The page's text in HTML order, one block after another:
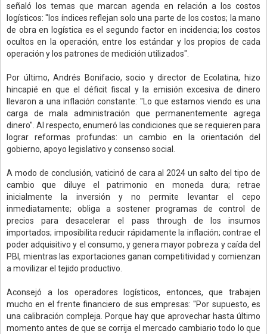
señaló los temas que marcan agenda en relación a los costos
logísticos: "los índices reflejan solo una parte de los costos; la mano
de obra en logística es el segundo factor en incidencia; los costos
ocultos en la operación, entre los estándar y los propios de cada
operación y los patrones de medición utilizados".
Por último, Andrés Bonifacio, socio y director de Ecolatina, hizo
hincapié en que el déficit fiscal y la emisión excesiva de dinero
llevaron a una inflación constante: "Lo que estamos viendo es una
carga de mala administración que permanentemente agrega
dinero". Al respecto, enumeró las condiciones que se requieren para
lograr reformas profundas: un cambio en la orientación del
gobierno, apoyo legislativo y consenso social.
A modo de conclusión, vaticinó de cara al 2024 un salto del tipo de
cambio que diluye el patrimonio en moneda dura; retrae
inicialmente la inversión y no permite levantar el cepo
inmediatamente; obliga a sostener programas de control de
precios para desacelerar el pass through de los insumos
importados; imposibilita reducir rápidamente la inflación; contrae el
poder adquisitivo y el consumo, y genera mayor pobreza y caída del
PBI, mientras las exportaciones ganan competitividad y comienzan
a movilizar el tejido productivo.
Aconsejó a los operadores logísticos, entonces, que trabajen
mucho en el frente financiero de sus empresas: "Por supuesto, es
una calibración compleja. Porque hay que aprovechar hasta último
momento antes de que se corrija el mercado cambiario todo lo que